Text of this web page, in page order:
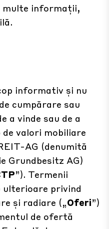
multe informații,
informativ și nu
cumpărare sau
a vinde sau de a
valori mobiliare
AG (denumită
Grundbesitz AG)
”). Termenii
privind
și radiare („Oferi”)
de ofertă